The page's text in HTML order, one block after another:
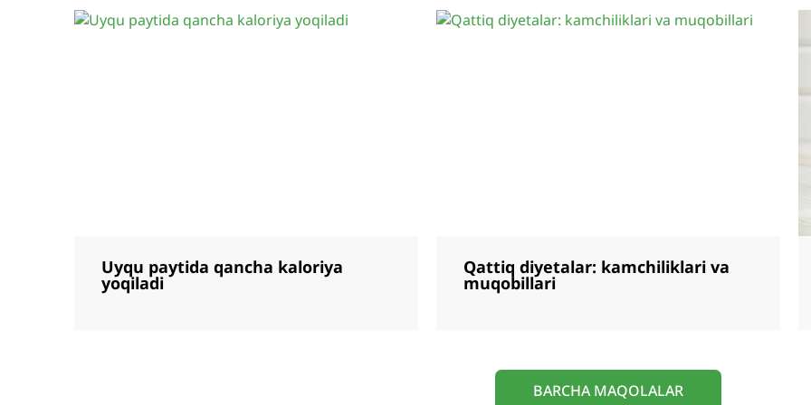
Uyqu paytida qancha kaloriya
yoqiladi
Qattiq diyetalar: kamchiliklari va
muqobillari
BARCHA MAQOLALAR